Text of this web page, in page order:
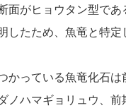
面がヒョウタン型で
たため、魚竜と特定
かっている魚竜化石は
ノハマギョリュウ、